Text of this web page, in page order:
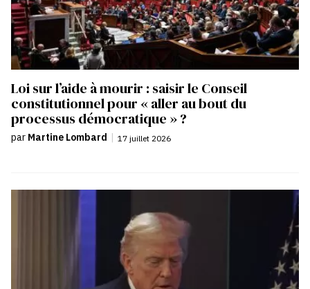
Loi sur l’aide à mourir : saisir le Conseil
constitutionnel pour « aller au bout du
processus démocratique » ?
par Martine Lombard | 17 juillet 2026